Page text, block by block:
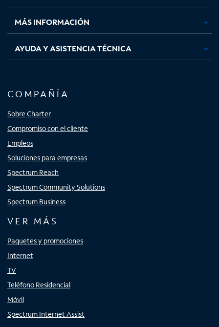
nuevanuevanuevanueva
MÁS INFORMACIÓN
AYUDA Y ASISTENCIA TÉCNICA
COMPAÑÍA
Sobre Charter
Compromiso con el cliente
Empleos
Soluciones para empresas
Spectrum Reach
Spectrum Community Solutions
Spectrum Business
VER MÁS
Paquetes y promociones
Internet
TV
Teléfono Residencial
Móvil
Spectrum Internet Assist